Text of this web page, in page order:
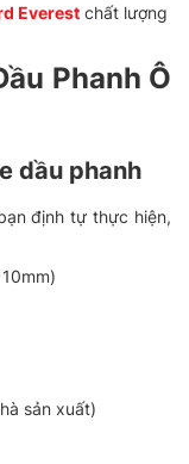
Everest chất lượng
Phanh Ô
dầu phanh
định tự thực hiện,
sản xuất)